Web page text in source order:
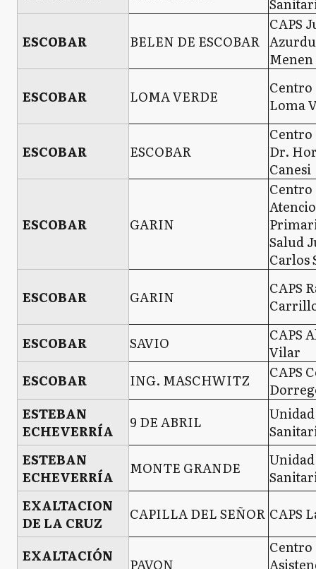
ESCOBAR
BELEN DE ESCOBAR
CAPS
ESCOBAR
LOMA VERDE
Centro
Loma
ESCOBAR ESCOBAR
Centro
Dr.
Canesi
ESCOBAR GARIN
Centro
Salud
Carlos
ESCOBAR
GARIN
CAPS
ESCOBAR
SAVIO
CAPS
Vilar
ESCOBAR
ING. MASCHWITZ
CAPS
ESTEBAN
ECHEVERRÍA
9 DE ABRIL
Unidad
ESTEBAN
ECHEVERRÍA
MONTE GRANDE
Unidad
EXALTACION
DE LA CRUZ
CAPILLA DEL SEÑOR CAPS
EXALTACIÓN
PAVON
Centro